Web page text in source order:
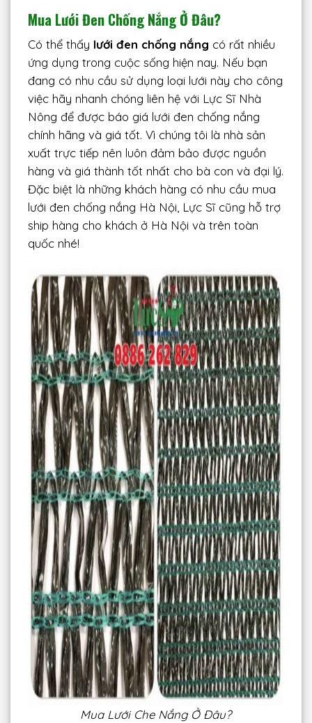
Mua Lưới Đen Chống Nắng Ở Đâu?
Có thể thấy lưới đen chống nắng có rất nhiều
ứng dụng trong cuộc sống hiện nay. Nếu bạn
đang có nhu cầu sử dụng loại lưới này cho công
việc hãy nhanh chóng liên hệ với Lực Sĩ Nhà
Nông để được báo giá lưới đen chống nắng
chính hãng và giá tốt. Vì chúng tôi là nhà sản
xuất trực tiếp nên luôn đảm bảo được nguồn
hàng và giá thành tốt nhất cho bà con và đại lý.
Đặc biệt là những khách hàng có nhu cầu mua
lưới đen chống nắng Hà Nội, Lực Sĩ cũng hỗ trợ
ship hàng cho khách ở Hà Nội và trên toàn
quốc nhé!
Mua Lưới Che Nắng Ở Đâu?